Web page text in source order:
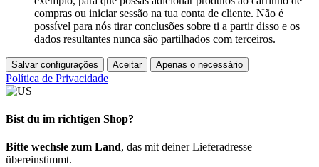
compras ou iniciar sessão na tua conta de cliente. Não é
possível para nós tirar conclusões sobre ti a partir disso e os
dados resultantes nunca são partilhados com terceiros.
Salvar configurações Aceitar Apenas o necessário
Política de Privacidade
Bist du im richtigen Shop?
Bitte wechsle zum Land, das mit deiner Lieferadresse
übereinstimmt.